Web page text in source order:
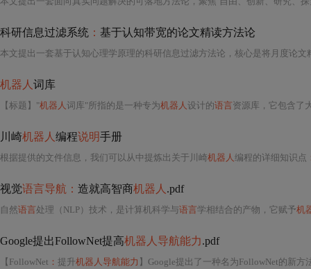
科研信息过滤系统 ： 基于认知带宽的论文精读方法论
机器人 词库
【标题】"机器人 词库"所指的是一种专为机器人 设计的语言资源库，它包含了大量
川崎机器人 编程说明手册
根据提供的文件信息，我们可以从中提炼出关于川崎机器人编程的详细知识点
视觉语言导航： 造就高智商机器人 .pdf
自然语言处理（NLP）技术，是计算机科学与语言学相结合的产物，它赋予机
Google提出FollowNet提高机器人导航能力.pdf
【FollowNet ： 提升机器人导航能力 】Google提出了一种名为FollowNet的新方